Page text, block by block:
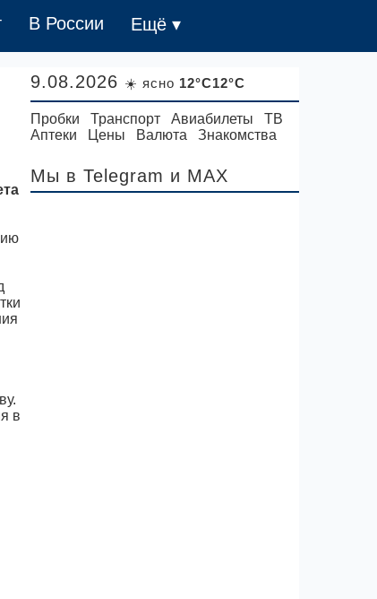
В России Ещё ▾
в
9.08.2026 ☀️ ясно 12°C12°C
Пробки Транспорт Авиабилеты
ТВ
Аптеки
Цены Валюта Знакомства
Мы в Telegram и MAX